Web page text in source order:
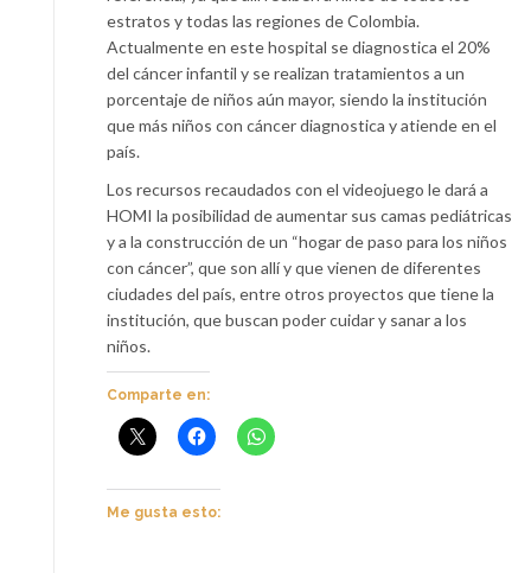
estratos y todas las regiones de Colombia.
Actualmente en este hospital se diagnostica el 20%
del cáncer infantil y se realizan tratamientos a un
porcentaje de niños aún mayor, siendo la institución
que más niños con cáncer diagnostica y atiende en el
país.
Los recursos recaudados con el videojuego le dará a
HOMI la posibilidad de aumentar sus camas pediátricas
y a la construcción de un “hogar de paso para los niños
con cáncer”, que son allí y que vienen de diferentes
ciudades del país, entre otros proyectos que tiene la
institución, que buscan poder cuidar y sanar a los
niños.
Comparte en:
Me gusta esto: